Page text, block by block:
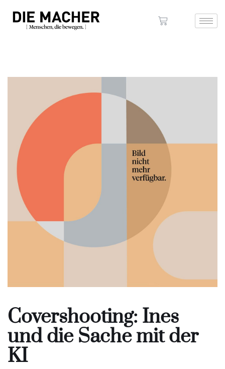
Covershooting: Ines
und die Sache mit der
KI